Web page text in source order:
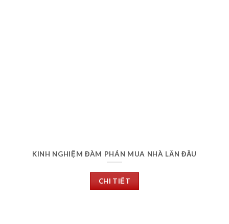
KINH NGHIỆM ĐÀM PHÁN MUA NHÀ LẦN ĐẦU
CHI TIẾT